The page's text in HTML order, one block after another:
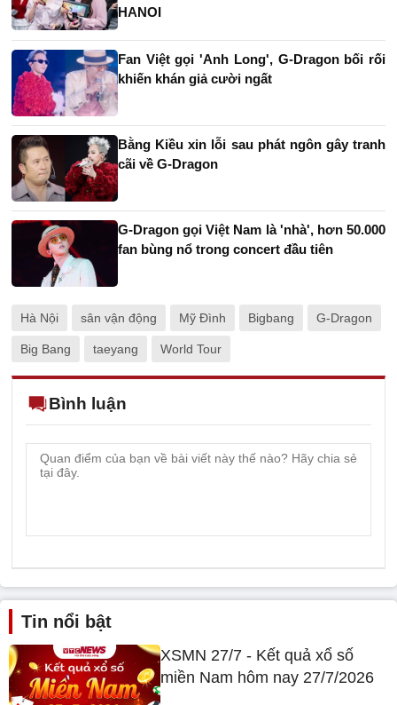
HANOI
Fan Việt gọi 'Anh Long', G-Dragon bối rối
khiến khán giả cười ngất
Bằng Kiều xin lỗi sau phát ngôn gây tranh
cãi về G-Dragon
G-Dragon gọi Việt Nam là 'nhà', hơn 50.000
fan bùng nổ trong concert đầu tiên
Hà Nội sân vận động Mỹ Đình Bigbang G-Dragon
Big Bang taeyang World Tour
Bình luận
Tin nổi bật
XSMN 27/7 - Kết quả xổ số
miền Nam hôm nay 27/7/2026